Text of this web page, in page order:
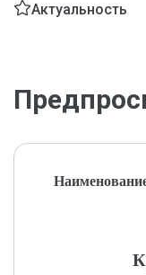
Актуальность